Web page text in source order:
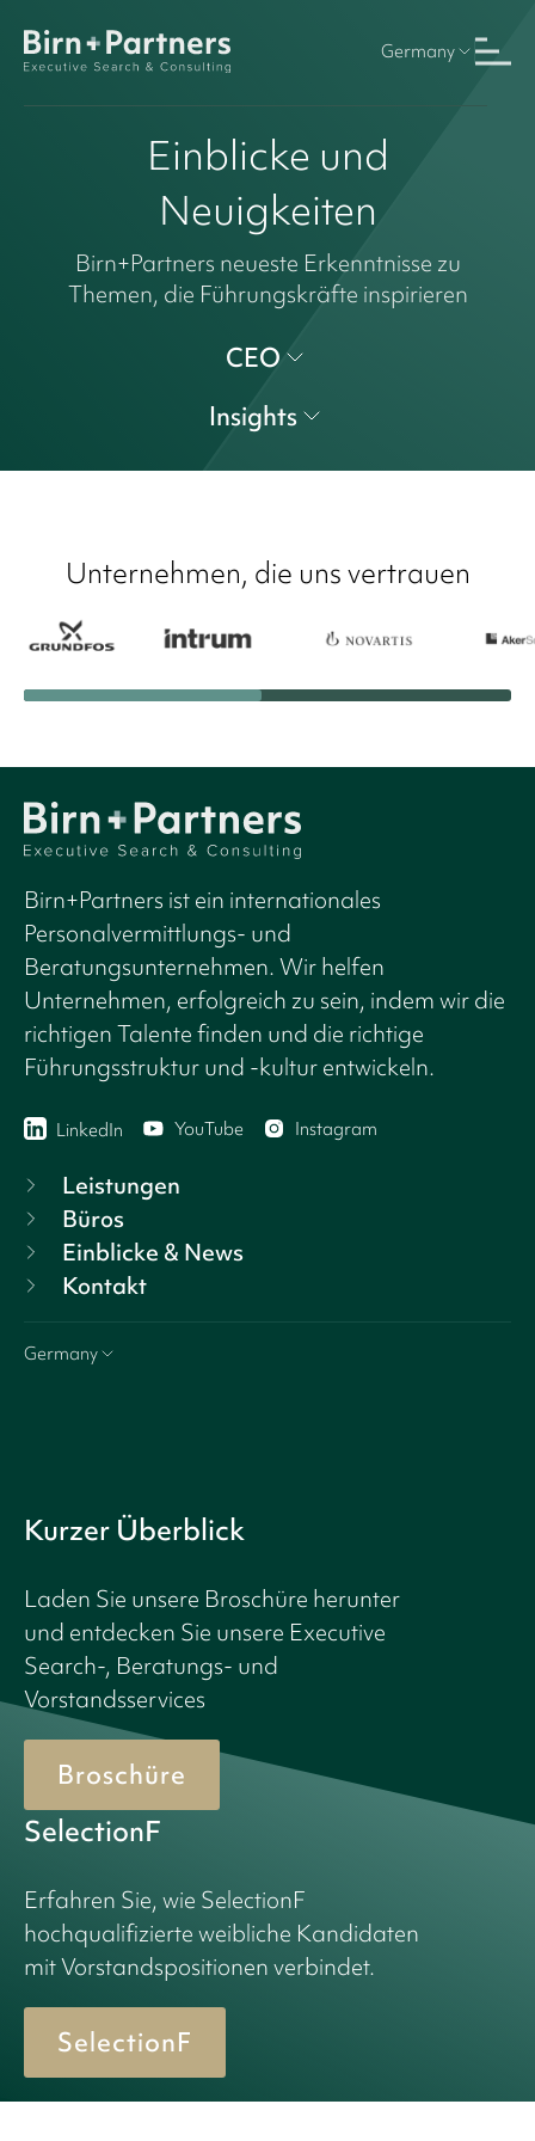
Germany
Einblicke und
Neuigkeiten
Birn+Partners neueste Erkenntnisse zu
Themen, die Führungskräfte inspirieren
CEO
Insights
Unternehmen, die uns vertrauen
Birn+Partners ist ein internationales
Personalvermittlungs- und
Beratungsunternehmen. Wir helfen
Unternehmen, erfolgreich zu sein, indem wir die
richtigen Talente finden und die richtige
Führungsstruktur und -kultur entwickeln.
LinkedIn YouTube Instagram
Leistungen
Büros
Einblicke & News
Kontakt
Germany
Kurzer Überblick
Laden Sie unsere Broschüre herunter
und entdecken Sie unsere Executive
Search-, Beratungs- und
Vorstandsservices
Broschüre
SelectionF
Erfahren Sie, wie SelectionF
hochqualifizierte weibliche Kandidaten
mit Vorstandspositionen verbindet.
SelectionF